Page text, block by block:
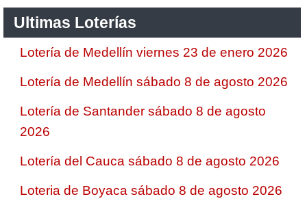
Ultimas Loterías
Lotería de Medellín viernes 23 de enero 2026
Lotería de Medellín sábado 8 de agosto 2026
Lotería de Santander sábado 8 de agosto
2026
Lotería del Cauca sábado 8 de agosto 2026
Loteria de Boyaca sábado 8 de agosto 2026